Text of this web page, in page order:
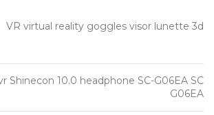
VR virtual reality goggles visor lunette 3d
Shinecon 10.0 headphone SC-G06EA SC
G06EA